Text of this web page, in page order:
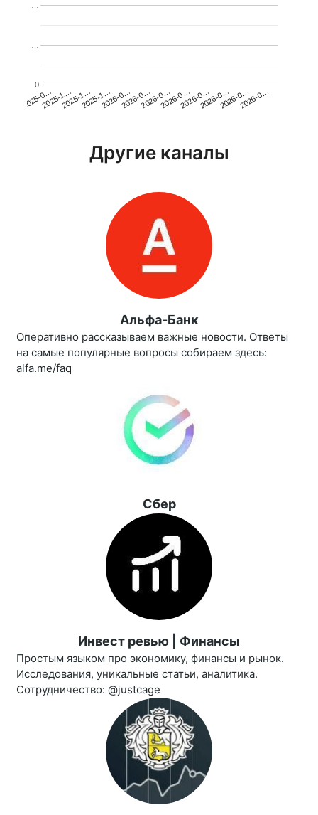
2025-0…2025-1…2025-1…2025-1…2026-0…2026-0…2026-0…2026-0…2026-0…2026-0…2026-0…2026-0…
0
…
…
Другие каналы
Альфа-Банк
Оперативно рассказываем важные новости. Ответы
на самые популярные вопросы собираем здесь:
alfa.me/faq
Сбер
Инвест ревью | Финансы
Простым языком про экономику, финансы и рынок.
Исследования, уникальные статьи, аналитика.
Сотрудничество: @justcage